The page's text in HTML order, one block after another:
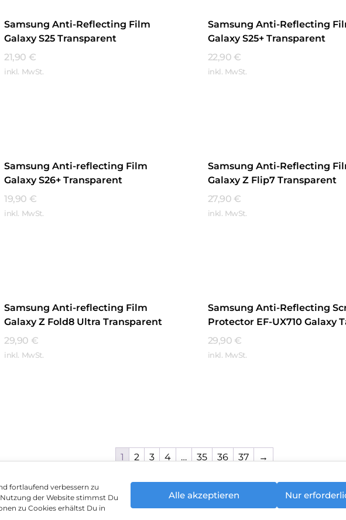
fortlaufend verbessern zu
der Website stimmst Du
zu Cookies erhältst Du in
Alle akzeptieren Nur
Samsung Anti-Reflecting Film
Galaxy S25 Transparent
21,90 €
inkl. MwSt.
Samsung Anti-Reflecting
Galaxy S25+ Transparent
22,90 €
inkl. MwSt.
Samsung Anti-reflecting Film
Galaxy S26+ Transparent
19,90 €
inkl. MwSt.
Samsung Anti-Reflecting
Galaxy Z Flip7 Transparent
27,90 €
inkl. MwSt.
Samsung Anti-reflecting Film
Galaxy Z Fold8 Ultra Transparent
29,90 €
inkl. MwSt.
Samsung Anti-Reflecting
Protector EF-UX710 Galaxy
S9/Tab S9 FE Schwarz
29,90 €
inkl. MwSt.
1 2 3 4 … 35 36 37 →
AGB Datenschutz Vertrag widerrufen Hinweis zur